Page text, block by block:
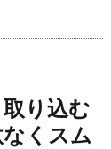
り込む
くスム